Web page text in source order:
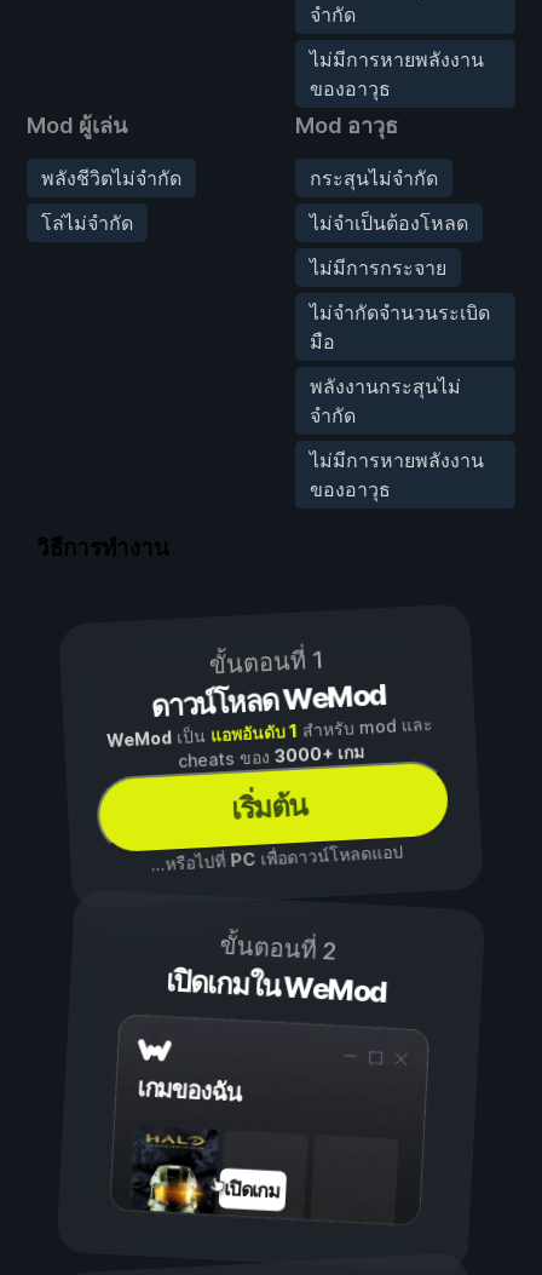
จำกัด
ไม่มีการหายพลังงาน
ของอาวุธ
Mod ผู้เล่น
พลังชีวิตไม่จำกัด
โล่ไม่จำกัด
Mod อาวุธ
กระสุนไม่จำกัด
ไม่จำเป็นต้องโหลด
ไม่มีการกระจาย
ไม่จำกัดจำนวนระเบิด
มือ
พลังงานกระสุนไม่
จำกัด
ไม่มีการหายพลังงาน
ของอาวุธ
วิธีการทำงาน
ขั้นตอนที่ 1
ดาวน์โหลด WeMod
WeModเป็น แอพอันดับ 1 สำหรับ mod และ
cheats ของ3000+ เกม
เริ่มต้น
...หรือไปที่ PCเพื่อดาวน์โหลดแอป
ขั้นตอนที่ 2
เปิดเกมใน WeMod
เกมของฉัน
เปิดเกม